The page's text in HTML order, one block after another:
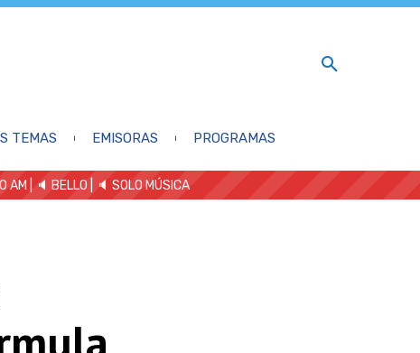
TEMAS EMISORAS PROGRAMAS
AM | 🔈 BELLO 🔈 SOLO MÚSICA